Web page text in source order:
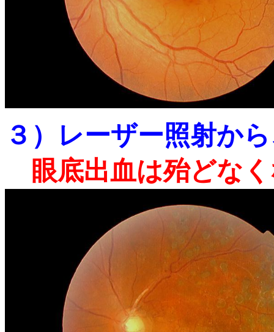
３）レーザー照射か
眼底出血は殆どな